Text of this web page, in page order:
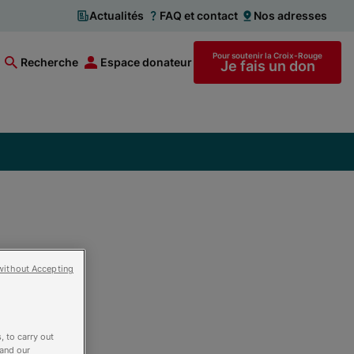
Actualités FAQ et contact Nos adresses
Recherche Espace donateur Pour soutenir la Croix-Rouge
Je fais un don
to carry out
our
Accepting